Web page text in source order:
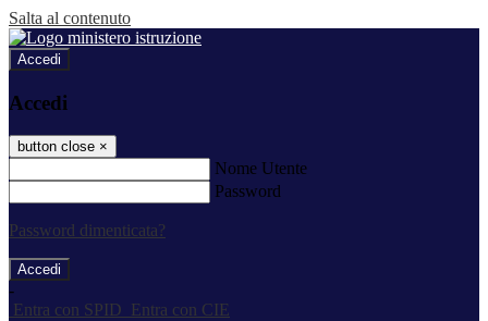
Salta al contenuto
Accedi
Accedi
button close ×
Nome Utente
Password
Password dimenticata?
-
Entra con SPID
Entra con CIE